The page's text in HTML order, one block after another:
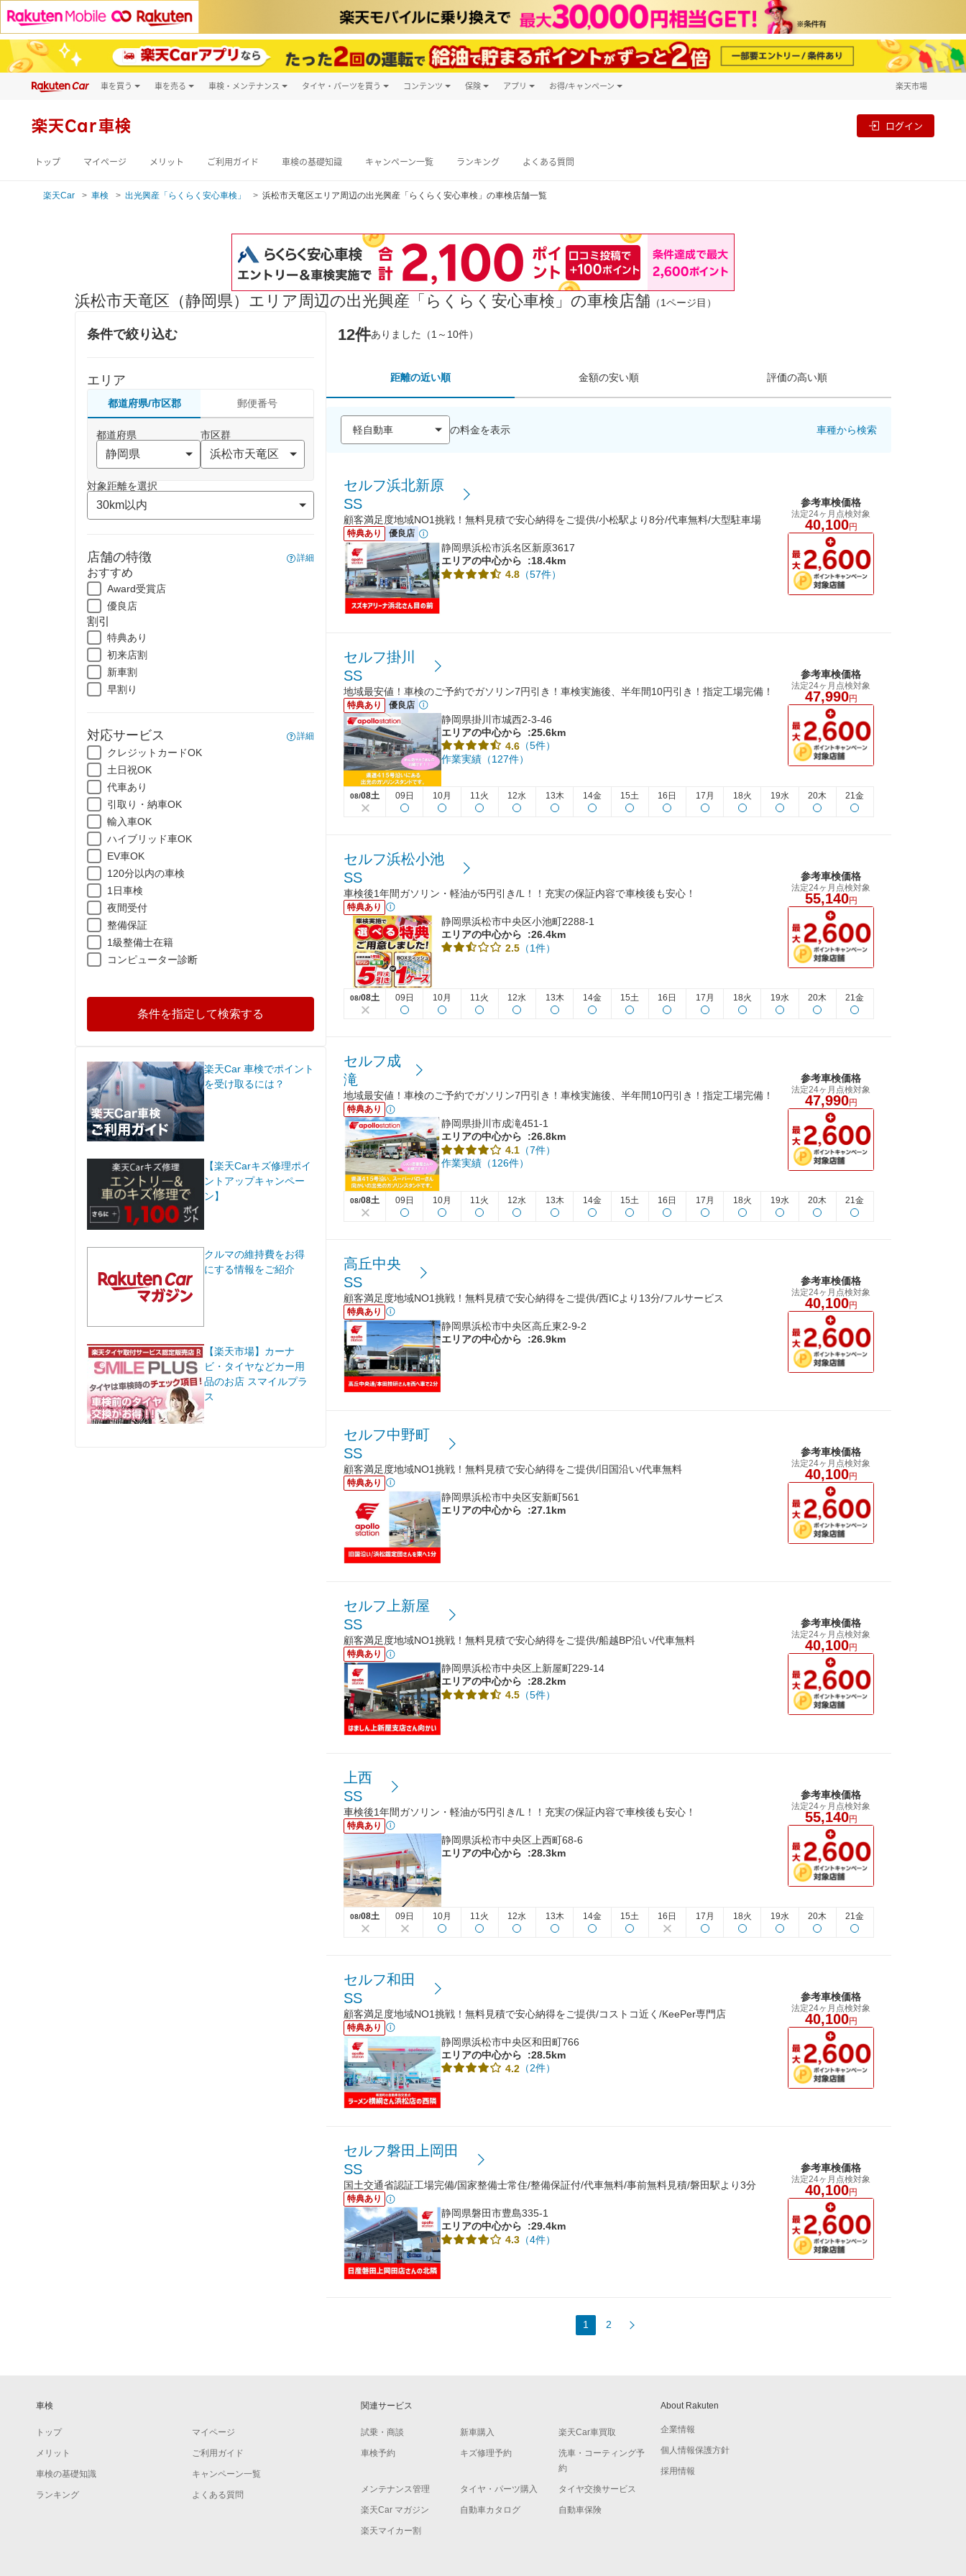
車を買う
新車
車を売る 車検・メンテナンス タイヤ・パーツを買う コンテンツ 保険 アプリ お得/キャンペーン 楽天市場
楽天Car車検 ログイン
トップ マイページ メリット ご利用ガイド 車検の基礎知識 キャンペーン一覧 ランキング よくある質問
楽天Car 車検 出光興産「らくらく安心車検」 浜松市天竜区エリア周辺の出光興産「らくらく安心車検」の車検店舗一覧
浜松市天竜区（静岡県）エリア周辺の出光興産「らくらく安心車検」の車検店舗 （1ページ目）
条件で絞り込む
エリア
都道府県/市区郡 郵便番号
都道府県 市区群
対象距離を選択
店舗の特徴 詳細
おすすめ
Award受賞店
優良店
割引
特典あり
初来店割
新車割
早割り
対応サービス 詳細
クレジットカードOK
土日祝OK
代車あり
引取り・納車OK
輸入車OK
ハイブリッド車OK
EV車OK
120分以内の車検
1日車検
夜間受付
整備保証
1級整備士在籍
コンピューター診断
条件を指定して検索する
楽天Car 車検でポイント
を受け取るには？
【楽天Carキズ修理ポイ
ントアップキャンペー
ン】
クルマの維持費をお得
にする情報をご紹介
【楽天市場】カーナ
ビ・タイヤなどカー用
品のお店 スマイルプラ
ス
12件ありました（1～10件）
距離の近い順 金額の安い順 評価の高い順
の料金を表示 車種から検索
セルフ浜北新原
SS
顧客満足度地域NO1挑戦！無料見積で安心納得をご提供/小松駅より8分/代車無料/大型駐車場
特典あり 優良店
静岡県浜松市浜名区新原3617
エリアの中心から
:18.4km
4.8 （57件）
参考車検価格
法定24ヶ月点検対象
40,100円
セルフ掛川
SS
地域最安値！車検のご予約でガソリン7円引き！車検実施後、半年間10円引き！指定工場完備！
特典あり 優良店
静岡県掛川市城西2-3-46
エリアの中心から
:25.6km
4.6 （5件）
作業実績（127件）
参考車検価格
法定24ヶ月点検対象
47,990円
08/08土 09日 10月 11火 12水 13木 14金 15土 16日 17月 18火 19水 20木 21金
セルフ浜松小池
SS
車検後1年間ガソリン・軽油が5円引き/L！！充実の保証内容で車検後も安心！
特典あり
静岡県浜松市中央区小池町2288-1
エリアの中心から
:26.4km
2.5 （1件）
参考車検価格
法定24ヶ月点検対象
55,140円
08/08土 09日 10月 11火 12水 13木 14金 15土 16日 17月 18火 19水 20木 21金
セルフ成
滝
地域最安値！車検のご予約でガソリン7円引き！車検実施後、半年間10円引き！指定工場完備！
特典あり
静岡県掛川市成滝451-1
エリアの中心から
:26.8km
4.1 （7件）
作業実績（126件）
参考車検価格
法定24ヶ月点検対象
47,990円
08/08土 09日 10月 11火 12水 13木 14金 15土 16日 17月 18火 19水 20木 21金
高丘中央
SS
顧客満足度地域NO1挑戦！無料見積で安心納得をご提供/西ICより13分/フルサービス
特典あり
静岡県浜松市中央区高丘東2-9-2
エリアの中心から
:26.9km
参考車検価格
法定24ヶ月点検対象
40,100円
セルフ中野町
SS
顧客満足度地域NO1挑戦！無料見積で安心納得をご提供/旧国沿い/代車無料
特典あり
静岡県浜松市中央区安新町561
エリアの中心から
:27.1km
参考車検価格
法定24ヶ月点検対象
40,100円
セルフ上新屋
SS
顧客満足度地域NO1挑戦！無料見積で安心納得をご提供/船越BP沿い/代車無料
特典あり
静岡県浜松市中央区上新屋町229-14
エリアの中心から
:28.2km
4.5 （5件）
参考車検価格
法定24ヶ月点検対象
40,100円
上西
SS
車検後1年間ガソリン・軽油が5円引き/L！！充実の保証内容で車検後も安心！
特典あり
静岡県浜松市中央区上西町68-6
エリアの中心から
:28.3km
参考車検価格
法定24ヶ月点検対象
55,140円
08/08土 09日 10月 11火 12水 13木 14金 15土 16日 17月 18火 19水 20木 21金
セルフ和田
SS
顧客満足度地域NO1挑戦！無料見積で安心納得をご提供/コストコ近く/KeePer専門店
特典あり
静岡県浜松市中央区和田町766
エリアの中心から
:28.5km
4.2 （2件）
参考車検価格
法定24ヶ月点検対象
40,100円
セルフ磐田上岡田
SS
国土交通省認証工場完備/国家整備士常住/整備保証付/代車無料/事前無料見積/磐田駅より3分
特典あり
静岡県磐田市豊島335-1
エリアの中心から
:29.4km
4.3 （4件）
参考車検価格
法定24ヶ月点検対象
40,100円
1 2
車検
トップ マイページ
メリット ご利用ガイド
車検の基礎知識 キャンペーン一覧
ランキング よくある質問
関連サービス
試乗・商談 新車購入 楽天Car車買取
車検予約 キズ修理予約
洗車・コーティング予
約
メンテナンス管理 タイヤ・パーツ購入 タイヤ交換サービス
楽天Car マガジン 自動車カタログ 自動車保険
楽天マイカー割
About Rakuten
企業情報
個人情報保護方針
採用情報